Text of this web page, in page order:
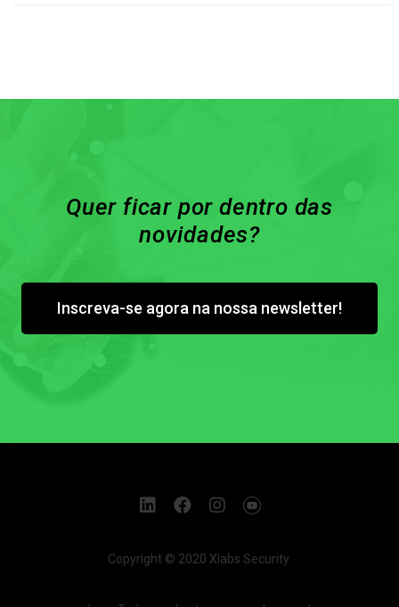
Quer ficar por dentro das
novidades?
Inscreva-se agora na nossa newsletter!
Copyright © 2020 Xlabs Security.